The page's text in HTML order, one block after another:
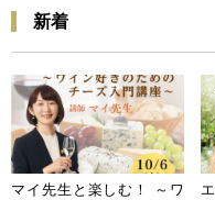
新着
マイ先生と楽しむ！ ～ワ